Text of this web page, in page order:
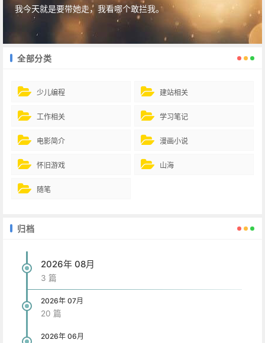
我今天就是要带她走，我看哪个敢拦我。
全部分类
少儿编程 建站相关
工作相关 学习笔记
电影简介 漫画小说
怀旧游戏 山海
随笔
归档
2026年 08月
3 篇
2026年 07月
20 篇
2026年 06月